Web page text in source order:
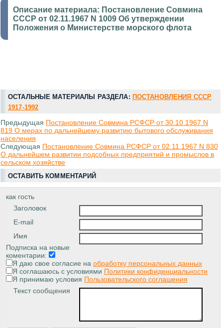
Описание материала: Постановление Совмина
СССР от 02.11.1967 N 1009 Об утверждении
Положения о Министерстве морского флота
ОСТАЛЬНЫЕ МАТЕРИАЛЫ РАЗДЕЛА: ПОСТАНОВЛЕНИЯ СССР
1917-1992
Предыдущая Постановление Совмина РСФСР от 30.10.1967 N
819 О мерах по дальнейшему развитию бытового обслуживания
населения
Следующая Постановление Совмина РСФСР от 02.11.1967 N 830
О дальнейшем развитии подсобных предприятий и промыслов в
сельском хозяйстве
ОСТАВИТЬ КОММЕНТАРИЙ
как гость
Заголовок
E-mail
Имя
Подписка на новые
коментарии:
Я даю свое согласие на обработку персональных данных
Я соглашаюсь с условиями Политики конфиденциальности
Я принимаю условия Пользовательского соглашения
Текст сообщения